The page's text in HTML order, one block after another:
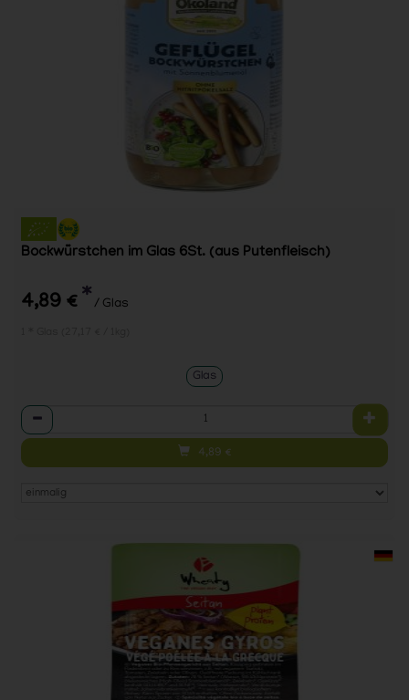
Bockwürstchen im Glas 6St. (aus Putenfleisch)
4,89 € * / Glas
Glas
Anzahl
4,89 €